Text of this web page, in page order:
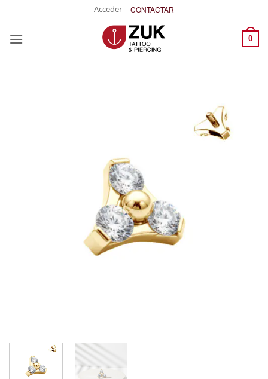
contenido
Acceder CONTACTAR
0